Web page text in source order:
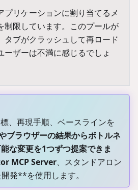
プリケーションに割り当てるメ
制限しています。このプールが
タブがクラッシュして再ロード
ーザーは不満に感じるでしょ
、再現手順、ベースラインを
ブラウザーの結果からボトルネ
な変更を1つずつ提案できま
MCP Server、スタンドアロン
発**を使用します。